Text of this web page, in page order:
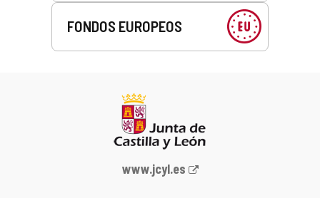
FONDOS EUROPEOS
Portal
www.jcyl.es